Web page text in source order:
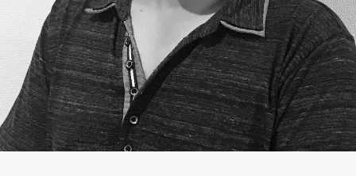
セミナー情報
ニュース
ニュース
お問い合わせ 採用情報